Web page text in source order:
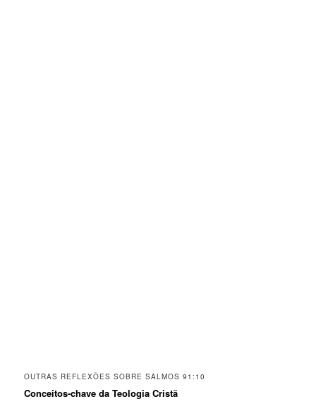
OUTRAS REFLEXÕES SOBRE SALMOS 91:10
Conceitos-chave da Teologia Cristã